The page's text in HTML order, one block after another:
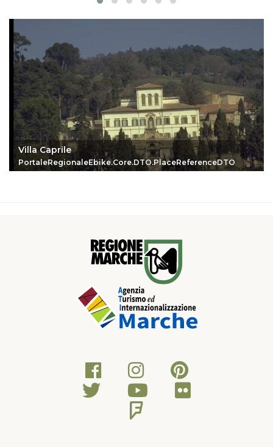
Villa Caprile
PortaleRegionaleEbike.Core.DTO.PlaceReferenceDTO